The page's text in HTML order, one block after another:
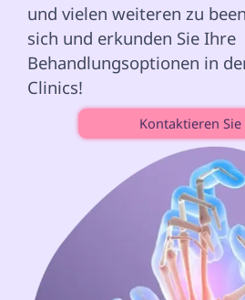
und vielen weiteren zu
sich und erkunden Sie Ihre
Behandlungsoptionen in
Clinics!
Kontaktieren